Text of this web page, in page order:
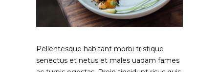
Pellentesque habitant morbi tristique
senectus et netus et males uadam fames